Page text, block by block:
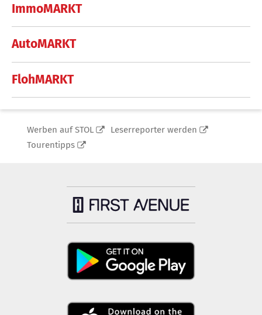
ImmoMARKT
AutoMARKT
FlohMARKT
Werben auf STOL
Leserreporter werden
Tourentipps